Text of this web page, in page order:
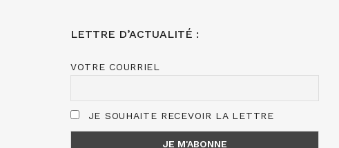
LETTRE D’ACTUALITÉ :
VOTRE COURRIEL
JE SOUHAITE RECEVOIR LA LETTRE